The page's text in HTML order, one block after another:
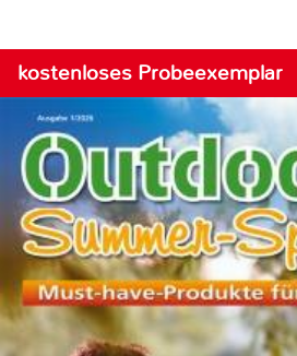
kostenloses Probeexemplar